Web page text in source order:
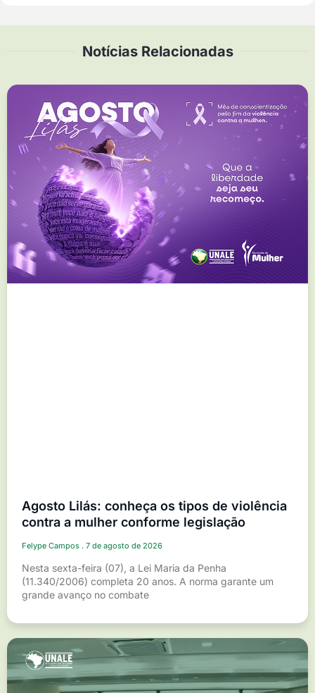
Notícias Relacionadas
Agosto Lilás: conheça os tipos de violência
contra a mulher conforme legislação
Felype Campos 7 de agosto de 2026
Nesta sexta-feira (07), a Lei Maria da Penha
(11.340/2006) completa 20 anos. A norma garante um
grande avanço no combate